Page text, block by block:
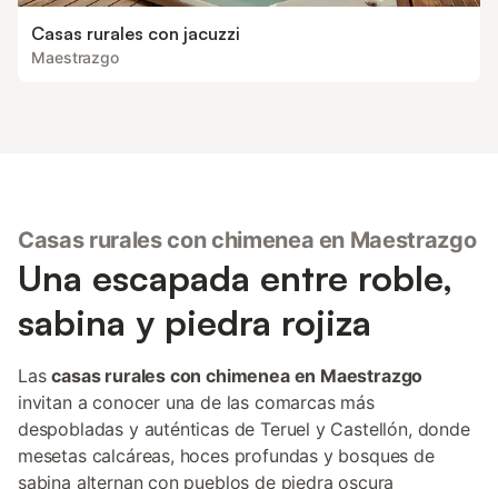
Casas rurales con jacuzzi
Maestrazgo
Casas rurales con chimenea en Maestrazgo
Una escapada entre roble,
sabina y piedra rojiza
Lascasas rurales con chimenea en Maestrazgo
invitan a conocer una de las comarcas más
despobladas y auténticas de Teruel y Castellón, donde
mesetas calcáreas, hoces profundas y bosques de
sabina alternan con pueblos de piedra oscura